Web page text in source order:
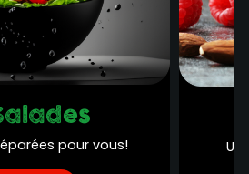
pour vous!